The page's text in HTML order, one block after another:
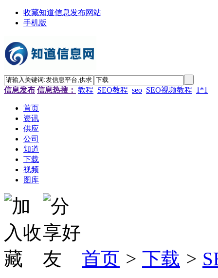
收藏知道信息发布网站
手机版
信息发布 信息热搜： 教程 SEO教程 seo SEO视频教程 1*1
首页
资讯
供应
公司
知道
下载
视频
图库
首页 > 下载 >